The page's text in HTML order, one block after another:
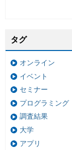
タグ
オンライン
イベント
セミナー
プログラミング
調査結果
大学
アプリ